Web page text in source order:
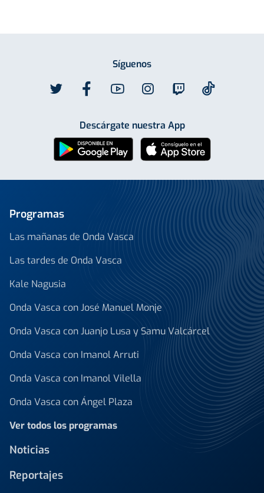
Síguenos
Descárgate nuestra App
Programas
Las mañanas de Onda Vasca
Las tardes de Onda Vasca
Kale Nagusia
Onda Vasca con José Manuel Monje
Onda Vasca con Juanjo Lusa y Samu Valcárcel
Onda Vasca con Imanol Arruti
Onda Vasca con Imanol Vilella
Onda Vasca con Ángel Plaza
Ver todos los programas
Noticias
Reportajes